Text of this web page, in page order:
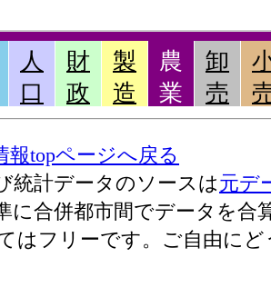
人
口
財
政
製
造
農
業
卸
売
報topページへ戻る
統計データのソースは元デ
に合併都市間でデータを合
はフリーです。ご自由にど